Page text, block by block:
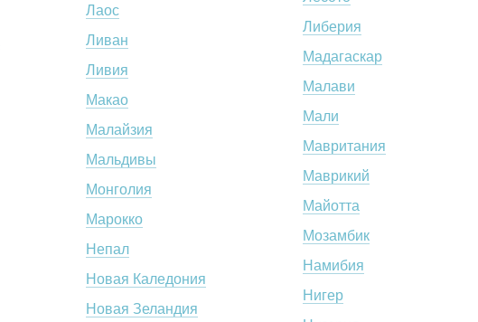
Лаос
Ливан
Ливия
Макао
Малайзия
Мальдивы
Монголия
Марокко
Непал
Новая Каледония
Новая Зеландия
Либерия
Мадагаскар
Малави
Мали
Мавритания
Маврикий
Майотта
Мозамбик
Намибия
Нигер